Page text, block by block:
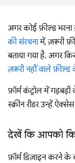
अगर कोई फ़ील्ड भरना
की संरचनामें, ज़रूरी
बताया गया है. अगर
ज़रूरी नहीं वाले फ़ील्ड
फ़ॉर्म कंट्रोल में
स्क्रीन रीडर उन्हें
देखें कि आपको
फ़ॉर्म डिज़ाइन करने के